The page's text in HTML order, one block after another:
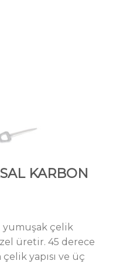
KARBON
yumuşak çelik
üretir. 45 derece
çelik yapısı ve üç